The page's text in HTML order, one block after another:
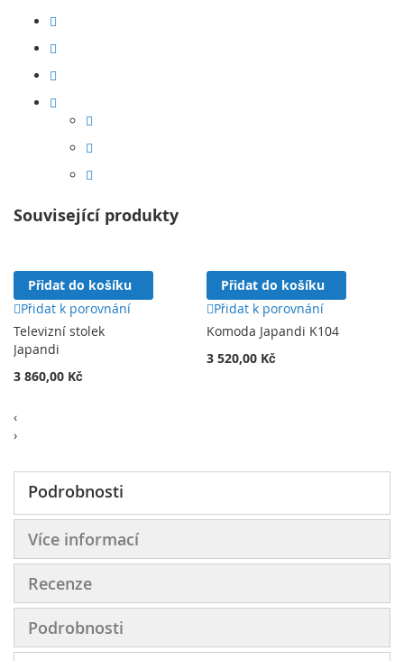
Související produkty
Přidat do košíku
Přidat k porovnání
Televizní stolek
Japandi
3 860,00 Kč
Přidat do košíku
Přidat k porovnání
Komoda Japandi K104
3 520,00 Kč
‹
›
Podrobnosti
Více informací
Recenze
Podrobnosti